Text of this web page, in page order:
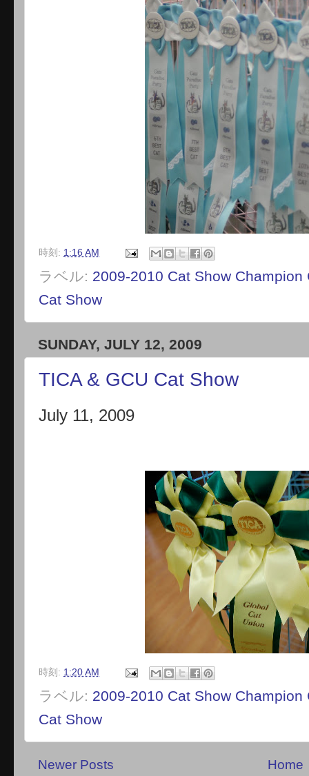
時刻: 1:16 AM
ラベル: 2009-2010 Cat Show Champion
Cat Show
SUNDAY, JULY 12, 2009
TICA & GCU Cat Show
July 11, 2009
時刻: 1:20 AM
ラベル: 2009-2010 Cat Show Champion
Cat Show
Newer Posts Home